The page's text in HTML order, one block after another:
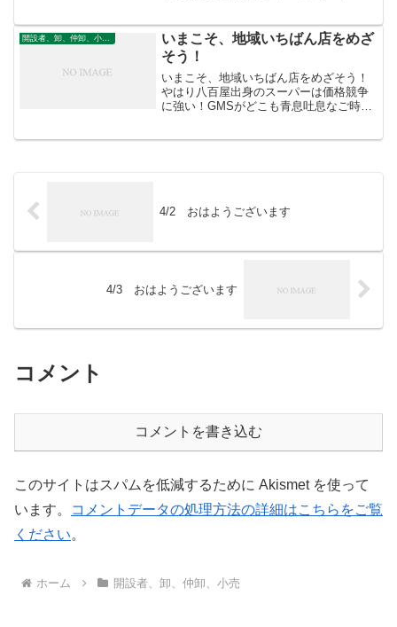
開設者、卸、仲卸、小売
いまこそ、地域いちばん店をめざ
そう！
いまこそ、地域いちばん店をめざそう！
やはり八百屋出身のスーパーは価格競争
に強い！GMSがどこも青息吐息なご時世
4/2 おはようございます
4/3 おはようございます
コメント
コメントを書き込む
このサイトはスパムを低減するために Akismet を使って
います。
コメントデータの処理方法の詳細はこちらをご覧
ください。
ホーム 開設者、卸、仲卸、小売